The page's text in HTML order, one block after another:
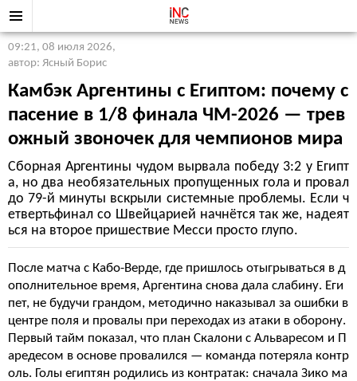
09:21, 08 июля 2026,
автор: Ясный Борис
Камбэк Аргентины с Египтом: почему с
пасение в 1/8 финала ЧМ-2026 — трев
ожный звоночек для чемпионов мира
Сборная Аргентины чудом вырвала победу 3:2 у Египт
а, но два необязательных пропущенных гола и провал
до 79-й минуты вскрыли системные проблемы. Если ч
етвертьфинал со Швейцарией начнётся так же, надеят
ься на второе пришествие Месси просто глупо.
После матча с Кабо-Верде, где пришлось отыгрываться в д
ополнительное время, Аргентина снова дала слабину. Еги
пет, не будучи грандом, методично наказывал за ошибки в
центре поля и провалы при переходах из атаки в оборону.
Первый тайм показал, что план Скалони с Альваресом и П
аредесом в основе провалился — команда потеряла контр
оль. Голы египтян родились из контратак: сначала Зико ма